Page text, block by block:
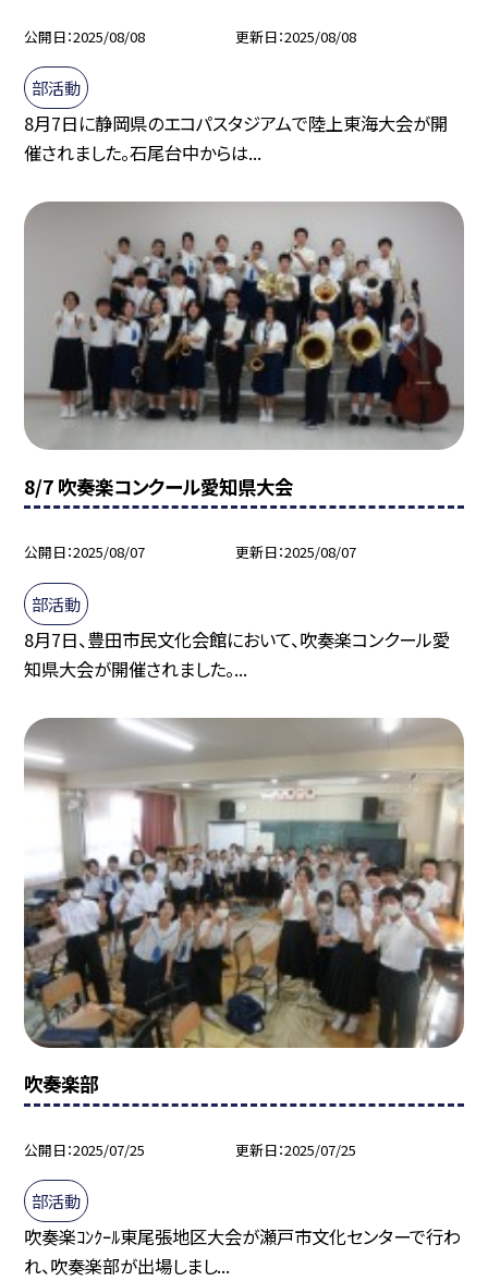
公開日 2025/08/08 更新日 2025/08/08
部活動
8月7日に静岡県のエコパスタジアムで陸上東海大会が開
催されました。石尾台中からは...
8/7 吹奏楽コンクール愛知県大会
公開日 2025/08/07 更新日 2025/08/07
部活動
8月7日、豊田市民文化会館において、吹奏楽コンクール愛
知県大会が開催されました。...
吹奏楽部
公開日 2025/07/25 更新日 2025/07/25
部活動
吹奏楽ｺﾝｸｰﾙ東尾張地区大会が瀬戸市文化センターで行わ
れ、吹奏楽部が出場しまし...